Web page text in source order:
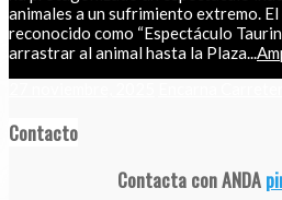
animales a un sufrimiento extremo.
reconocido como “Espectáculo
arrastrar al animal hasta la Plaza...
Contacto
Contacta con ANDA